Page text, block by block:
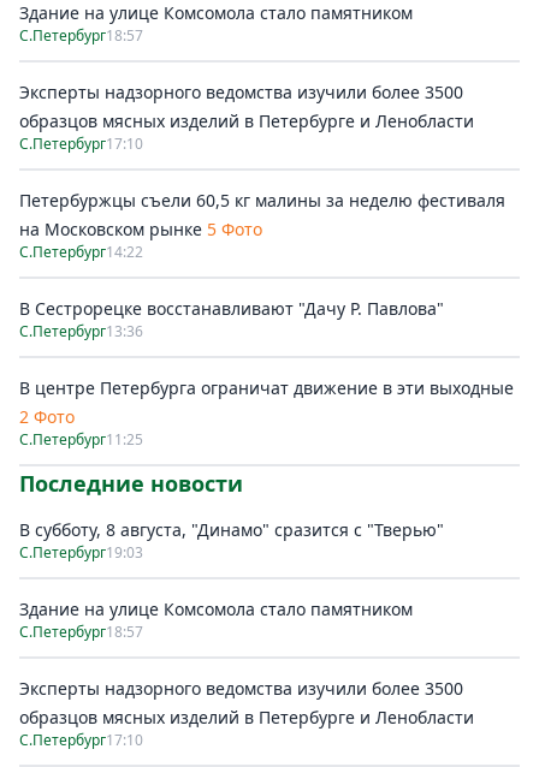
Здание на улице Комсомола стало памятником
С.Петербург18:57
Эксперты надзорного ведомства изучили более 3500
образцов мясных изделий в Петербурге и Ленобласти
С.Петербург17:10
Петербуржцы съели 60,5 кг малины за неделю фестиваля
на Московском рынке 5 Фото
С.Петербург14:22
В Сестрорецке восстанавливают "Дачу Р. Павлова"
С.Петербург13:36
В центре Петербурга ограничат движение в эти выходные
2 Фото
С.Петербург11:25
Последние новости
В субботу, 8 августа, "Динамо" сразится с "Тверью"
С.Петербург19:03
Здание на улице Комсомола стало памятником
С.Петербург18:57
Эксперты надзорного ведомства изучили более 3500
образцов мясных изделий в Петербурге и Ленобласти
С.Петербург17:10